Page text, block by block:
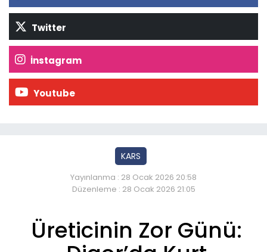
Twitter
İnstagram
Youtube
KARS
Yayınlanma : 28 Ocak 2026 20:58
Düzenleme : 28 Ocak 2026 21:05
Üreticinin Zor Günü: